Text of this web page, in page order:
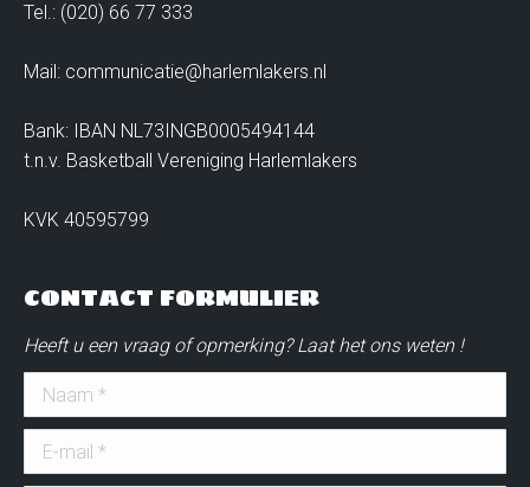
Tel.: (020) 66 77 333
Mail: communicatie@harlemlakers.nl
Bank: IBAN NL73INGB0005494144
t.n.v. Basketball Vereniging Harlemlakers
KVK 40595799
CONTACT FORMULIER
Heeft u een vraag of opmerking? Laat het ons weten !
Naam *
E-mail *